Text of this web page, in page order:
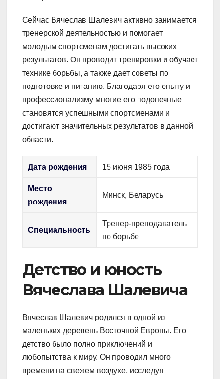
Сейчас Вячеслав Шалевич активно занимается
тренерской деятельностью и помогает
молодым спортсменам достигать высоких
результатов. Он проводит тренировки и обучает
технике борьбы, а также дает советы по
подготовке и питанию. Благодаря его опыту и
профессионализму многие его подопечные
становятся успешными спортсменами и
достигают значительных результатов в данной
области.
Дата рождения 15 июня 1985 года
Место
рождения
Минск, Беларусь
Специальность
Тренер-преподаватель
по борьбе
Детство и юность
Вячеслава Шалевича
Вячеслав Шалевич родился в одной из
маленьких деревень Восточной Европы. Его
детство было полно приключений и
любопытства к миру. Он проводил много
времени на свежем воздухе, исследуя